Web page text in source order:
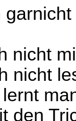
nicht
nicht
den